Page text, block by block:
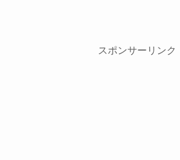
スポンサーリンク